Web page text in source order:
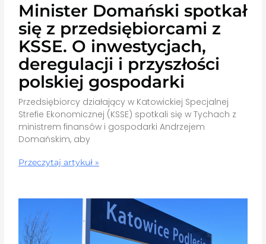
Minister Domański spotkał
się z przedsiębiorcami z
KSSE. O inwestycjach,
deregulacji i przyszłości
polskiej gospodarki
Przedsiębiorcy działający w Katowickiej Specjalnej
Strefie Ekonomicznej (KSSE) spotkali się w Tychach z
ministrem finansów i gospodarki Andrzejem
Domańskim, aby
Przeczytaj artykuł »